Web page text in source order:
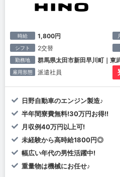
時給 1,800円
シフト 2交替
勤務地 群馬県太田市新田早川町｜
雇用形態 派遣社員
日野自動車のエンジン製造♪
半年間寮費無料!30万円お得!!
月収例40万円以上可!
未経験から高時給1800円◎
幅広い年代の男性活躍中!
重量物は機械にお任せ♪